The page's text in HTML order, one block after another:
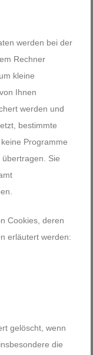
werden bei der
Rechner
kleine
Ihnen
werden und
bestimmte
Programme
Sie
Cookies, deren
erläutert werden:
gelöscht, wenn
die